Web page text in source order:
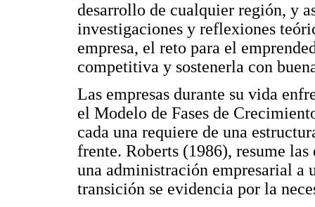
desarrollo de cualquier región, y
investigaciones y reflexiones
empresa, el reto para el
competitiva y sostenerla con
Las empresas durante su vida
el Modelo de Fases de
cada una requiere de una
frente. Roberts (1986), resume
una administración empresarial a
transición se evidencia por la